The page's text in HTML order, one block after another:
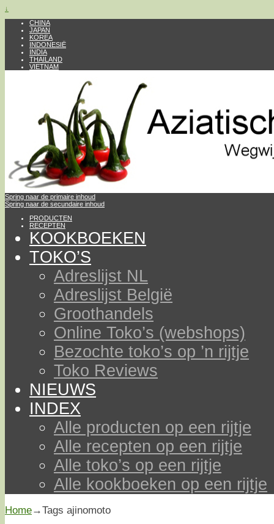
↓
CHINA
JAPAN
KOREA
INDONESIË
INDIA
THAILAND
VIETNAM
Spring naar de primaire inhoud
Spring naar de secundaire inhoud
PRODUCTEN
RECEPTEN
KOOKBOEKEN
TOKO’S
Adreslijst NL
Adreslijst België
Groothandels
Online Toko’s (webshops)
Bezochte toko’s op ’n rijtje
Toko Reviews
NIEUWS
INDEX
Alle producten op een rijtje
Alle recepten op een rijtje
Alle toko’s op een rijtje
Alle kookboeken op een rijtje
Home→Tags ajinomoto